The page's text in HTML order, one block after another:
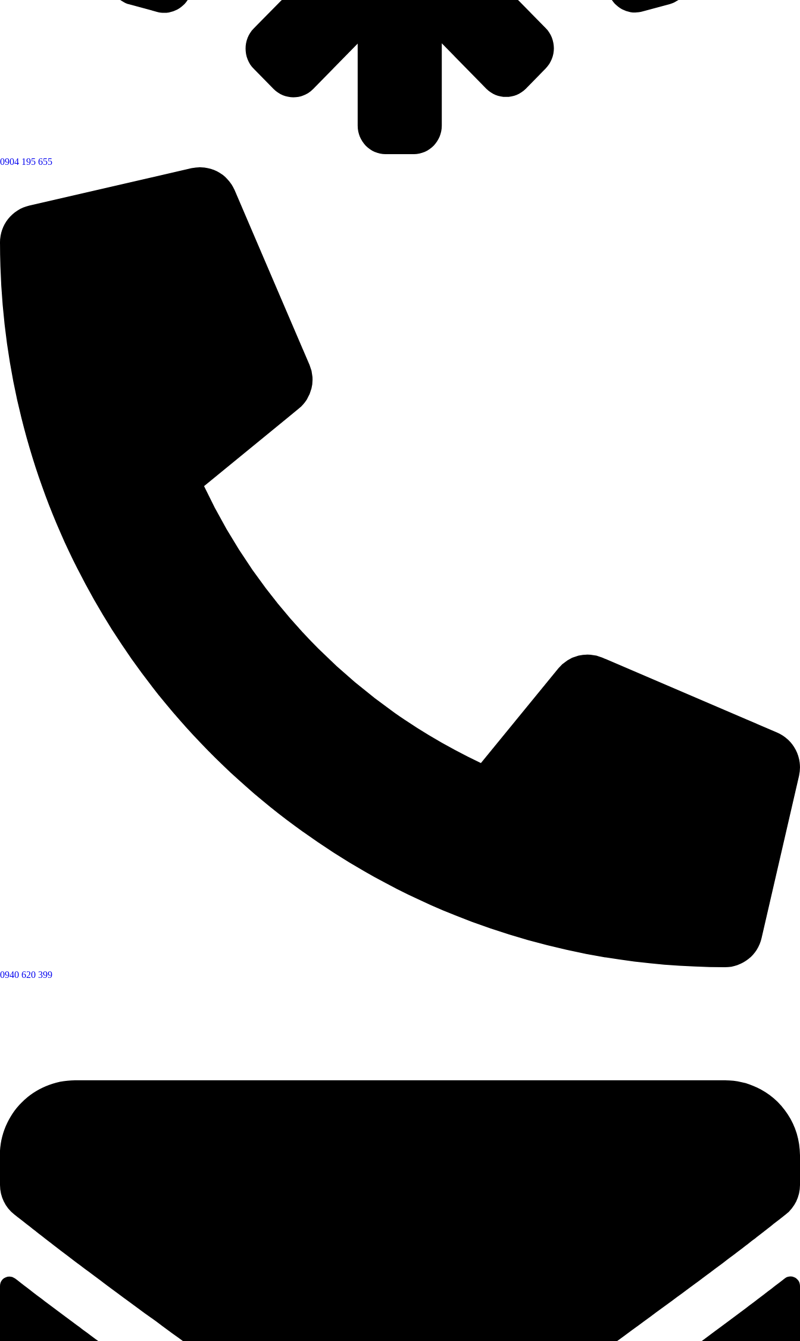
0904 195 655
0940 620 399